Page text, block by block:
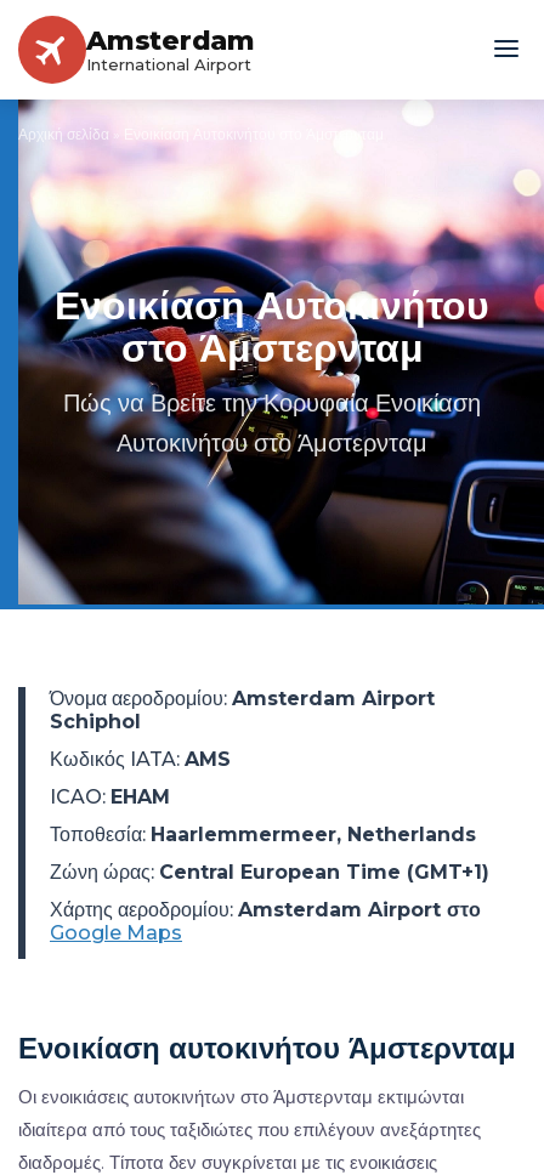
Amsterdam
International Airport
Αρχική σελίδα Ενοικίαση Αυτοκινήτου στο Άμστερνταμ
Ενοικίαση Αυτοκινήτου
στο Άμστερνταμ
Πώς να Βρείτε την Κορυφαία Ενοικίαση
Αυτοκινήτου στο Άμστερνταμ
Ενοικίαση αυτοκινήτου Άμστερνταμ
Οι ενοικιάσεις αυτοκινήτων στο Άμστερνταμ εκτιμώνται
ιδιαίτερα από τους ταξιδιώτες που επιλέγουν ανεξάρτητες
διαδρομές. Τίποτα δεν συγκρίνεται με τις ενοικιάσεις
Όνομα αεροδρομίου: Amsterdam Airport
Schiphol
Κωδικός IATA: AMS
ICAO: EHAM
Τοποθεσία: Haarlemmermeer, Netherlands
Ζώνη ώρας: Central European Time (GMT+1)
Χάρτης αεροδρομίου: Amsterdam Airport στο
Google Maps